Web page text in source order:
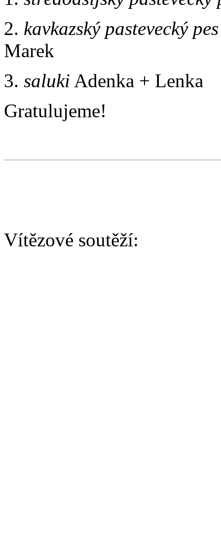
2. kavkazský pastevecký pes
Marek
3. saluki Adenka + Lenka
Gratulujeme!
Vítězové soutěží: